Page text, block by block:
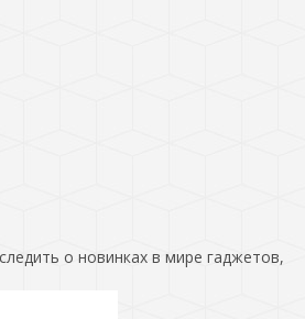
о новинках в мире гаджетов,